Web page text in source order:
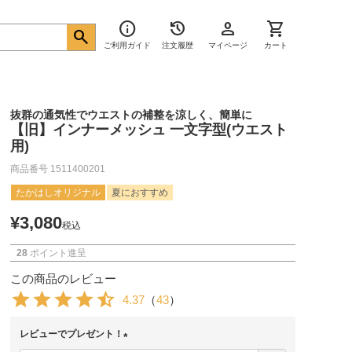
search info
ご利用ガイド
history
注文履歴
person
マイページ
shopping_cart
カート
抜群の通気性でウエストの補整を涼しく、簡単に
【旧】インナーメッシュ 一文字型(ウエスト
用)
商品番号 1511400201
たかはしオリジナル 夏におすすめ
¥3,080税込
28 ポイント進呈
この商品のレビュー
4.37（43）
レビューでプレゼント！